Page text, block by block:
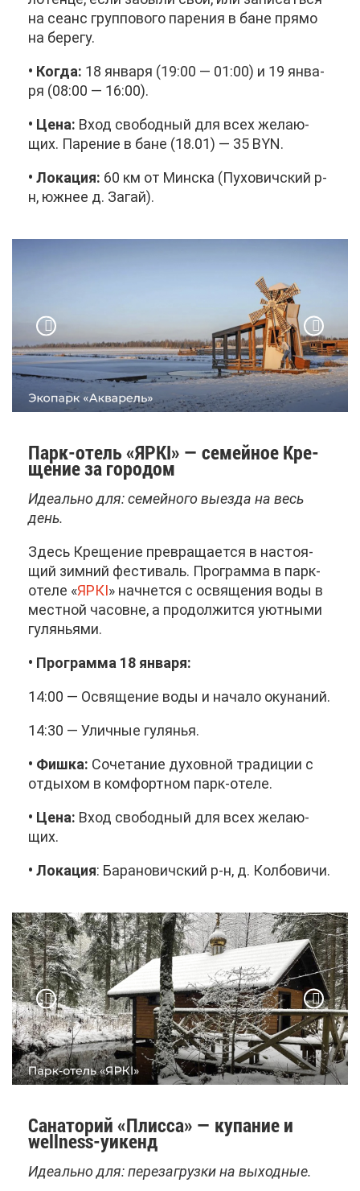
на се­анс груп­по­во­го па­ре­ния в бане пря­мо
на бе­ре­гу.
• Ко­гда: 18 ян­ва­ря (19:00 — 01:00) и 19 ян­ва­
ря (08:00 — 16:00).
• Це­на: Вход сво­бод­ный для всех же­ла­ю­
щих. Па­ре­ние в бане (18.01) — 35 BYN.
• Ло­ка­ция: 60 км от Мин­ска (Пу­хо­вич­ский р-
н, юж­нее д. За­гай).
Парк-отель «ЯР­КI» — се­мей­ное Кре­
ще­ние за го­ро­дом
Иде­аль­но для: се­мей­но­го вы­ез­да на весь
день.
Здесь Кре­ще­ние пре­вра­ща­ет­ся в на­сто­я­
щий зим­ний фе­сти­валь. Про­грам­ма в парк-
оте­ле «ЯР­КI» нач­нет­ся с освя­ще­ния во­ды в
мест­ной ча­совне, а про­дол­жит­ся уют­ны­ми
гу­ля­нья­ми.
• Про­грам­ма 18 ян­ва­ря:
14:00 — Освя­ще­ние во­ды и на­ча­ло оку­на­ний.
14:30 — Улич­ные гу­ля­нья.
• Фиш­ка: Со­че­та­ние ду­хов­ной тра­ди­ции с
от­ды­хом в ком­форт­ном парк-оте­ле.
• Це­на: Вход сво­бод­ный для всех же­ла­ю­
щих.
• Ло­ка­ция: Ба­ра­но­вич­ский р-н, д. Кол­бо­ви­чи.
Са­на­то­рий «Плис­са» — ку­па­ние и
wellness-уи­кенд
Иде­аль­но для: пе­ре­за­груз­ки на вы­ход­ные.